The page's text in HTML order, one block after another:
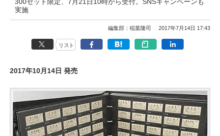
実施
編集部：稲葉隆司 2017年7月14日 17:43
リスト
2017年10月14日 発売